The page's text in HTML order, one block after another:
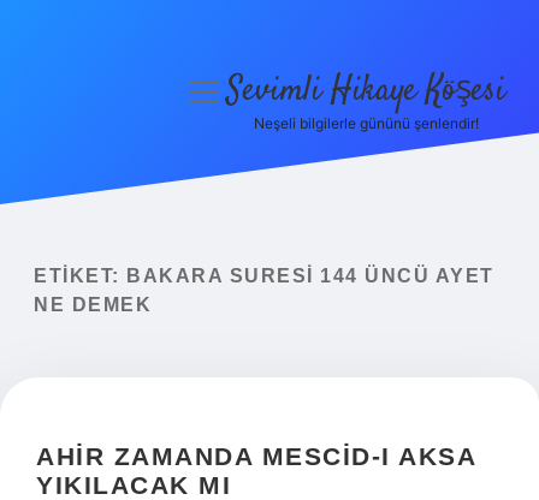
Yasal Uyarı
menüyüSevimli Hikaye Köşesi
Neşeli bilgilerle gününü şenlendir!
ETIKET:
BAKARA SURESI 144 ÜNCÜ AYET
NE DEMEK
AHIR ZAMANDA MESCID-I AKSA
YIKILACAK MI